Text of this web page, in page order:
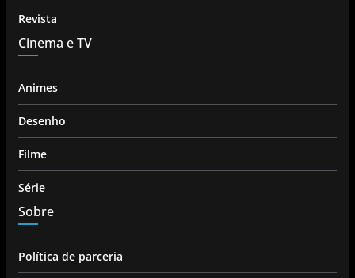
Revista
Cinema e TV
Animes
Desenho
Filme
Série
Sobre
Política de parceria